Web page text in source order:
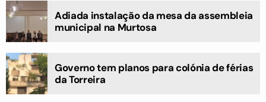
Adiada instalação da mesa da assembleia
municipal na Murtosa
Governo tem planos para colónia de férias
da Torreira